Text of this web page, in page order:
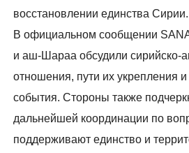
восстановлении единства Сирии.
В официальном сообщении
и аш-Шараа обсудили сирийско-
отношения, пути их укрепления
события. Стороны также
дальнейшей координации по
поддерживают единство и